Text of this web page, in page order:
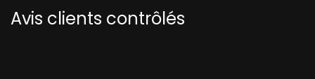
Avis clients contrôlés